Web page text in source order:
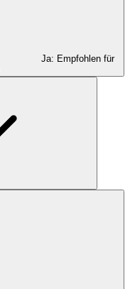
Ja: Empfohlen für